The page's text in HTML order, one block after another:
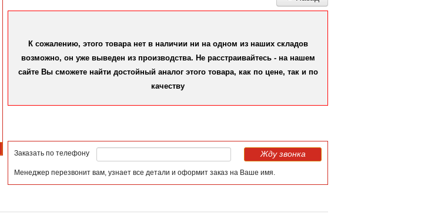
К сожалению, этого товара нет в наличии ни на одном из наших складов
возможно, он уже выведен из производства. Не расстраивайтесь - на нашем
сайте Вы сможете найти достойный аналог этого товара, как по цене, так и по
качеству
Заказать по телефону Жду звонка
Менеджер перезвонит вам, узнает все детали и оформит заказ на Ваше имя.